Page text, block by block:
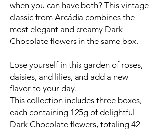
when you can have both? This vintage
classic from Arcádia combines the
most elegant and creamy Dark
Chocolate flowers in the same box.
Lose yourself in this garden of roses,
daisies, and lilies, and add a new
flavor to your day.
This collection includes three boxes,
each containing 125g of delightful
Dark Chocolate flowers, totaling 42